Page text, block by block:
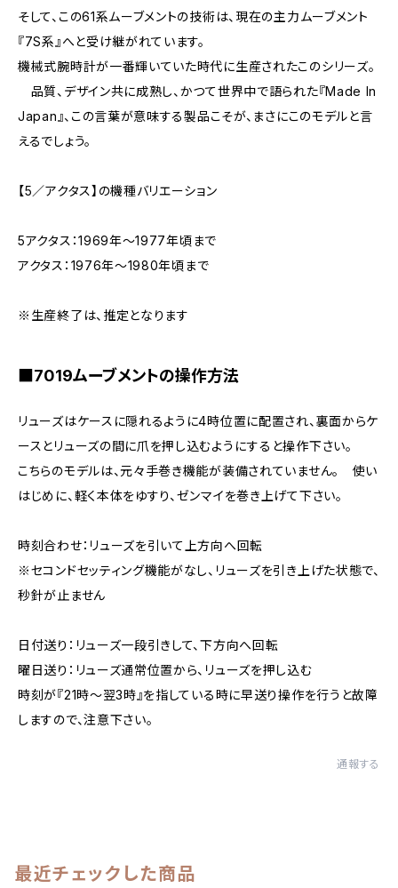
そして、この61系ムーブメントの技術は、現在の主力ムーブメント
『7S系』へと受け継がれています。
機械式腕時計が一番輝いていた時代に生産されたこのシリーズ。
品質、デザイン共に成熟し、かつて世界中で語られた『Made In
Japan』、この言葉が意味する製品こそが、まさにこのモデルと言
えるでしょう。
【5／アクタス】の機種バリエーション
5アクタス：1969年～1977年頃まで
アクタス：1976年～1980年頃まで
※生産終了は、推定となります
■7019ムーブメントの操作方法
リューズはケースに隠れるように4時位置に配置され、裏面からケ
ースとリューズの間に爪を押し込むようにすると操作下さい。
こちらのモデルは、元々手巻き機能が装備されていません。 使い
はじめに、軽く本体をゆすり、ゼンマイを巻き上げて下さい。
時刻合わせ：リューズを引いて上方向へ回転
※セコンドセッティング機能がなし、リューズを引き上げた状態で、
秒針が止ません
日付送り：リューズ一段引きして、下方向へ回転
曜日送り：リューズ通常位置から、リューズを押し込む
時刻が『21時～翌3時』を指している時に早送り操作を行うと故障
しますので、注意下さい。
通報する
最近チェックした商品